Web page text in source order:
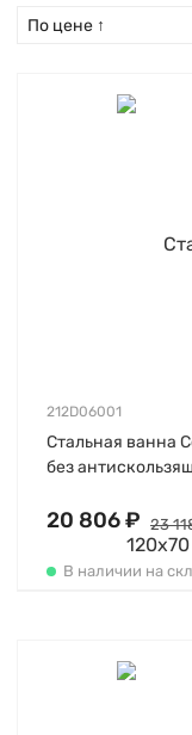
По цене ↑
212D06001
Стальная ванна
без
20 806 ₽ 23
В наличии на